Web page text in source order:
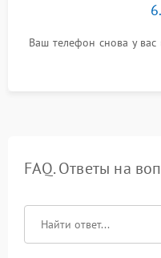
Ваш телефон снова у
FAQ. Ответы на